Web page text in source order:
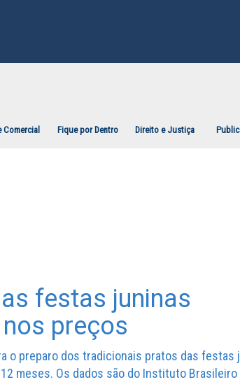
Comercial Fique por Dentro Direito e Justiça
festas juninas
preços
o preparo dos tradicionais pratos das festas
meses. Os dados são do Instituto Brasileiro